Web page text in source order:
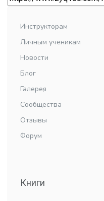
Инструкторам
Личным ученикам
Новости
Блог
Галерея
Сообщества
Отзывы
Форум
Книги